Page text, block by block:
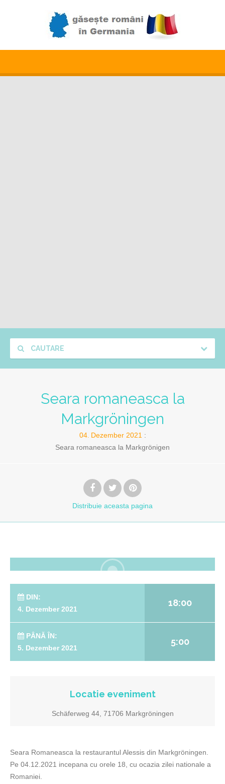
CAUTARE
Seara romaneasca la
Markgröningen
04. Dezember 2021
Seara romaneasca la Markgrönigen
Distribuie aceasta pagina
DIN:
4. Dezember 2021
18:00
PÂNĂ ÎN:
5. Dezember 2021
5:00
Locatie eveniment
Schäferweg 44, 71706 Markgröningen
Seara Romaneasca la restaurantul Alessis din Markgröningen.
Pe 04.12.2021 incepana cu orele 18, cu ocazia zilei nationale a
Romaniei.